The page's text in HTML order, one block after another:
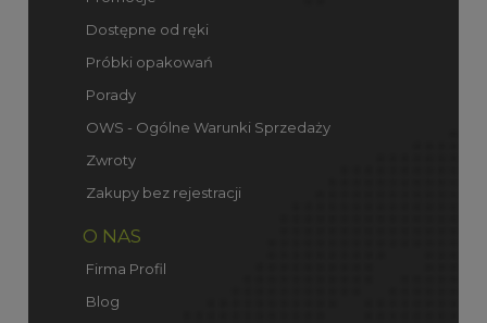
Dostępne od ręki
Próbki opakowań
Porady
OWS - Ogólne Warunki Sprzedaży
Zwroty
Zakupy bez rejestracji
O NAS
Firma Profil
Blog